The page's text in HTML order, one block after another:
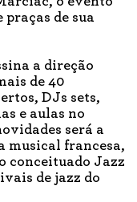
de sua
a direção
de 40
DJs sets,
e aulas no
será a
musical francesa,
conceituado Jazz
de jazz do